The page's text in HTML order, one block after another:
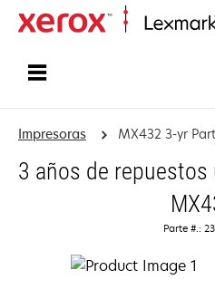
Impresoras MX432 3-yr
3 años de
Parte #.: